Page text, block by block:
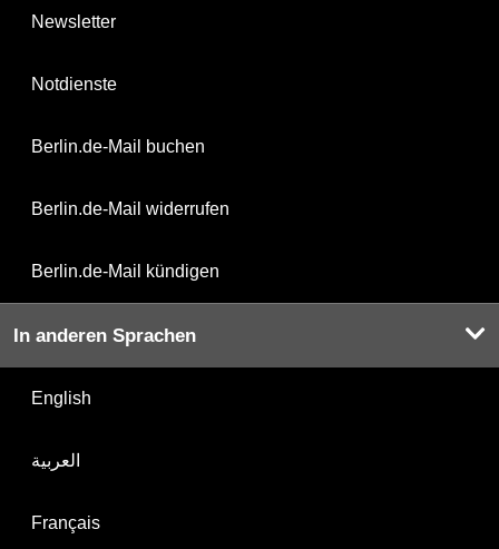
Newsletter
Notdienste
Berlin.de-Mail buchen
Berlin.de-Mail widerrufen
Berlin.de-Mail kündigen
In anderen Sprachen
English
العربية
Français